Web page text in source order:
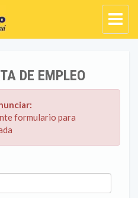
DE EMPLEO
formulario para